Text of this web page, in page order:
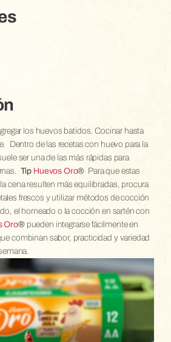
los huevos batidos. Cocinar hasta
Dentro de las recetas con huevo para la
ser una de las más rápidas para
Tip Huevos Oro® Para que estas
cena resulten más equilibradas, procura
frescos y utilizar métodos de cocción
el horneado o la cocción en sartén con
Oro® pueden integrarse fácilmente en
combinan sabor, practicidad y variedad